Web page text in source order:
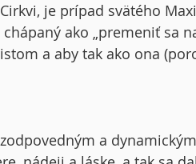
je prípad svätého
ako „premeniť sa
a aby tak ako ona
a